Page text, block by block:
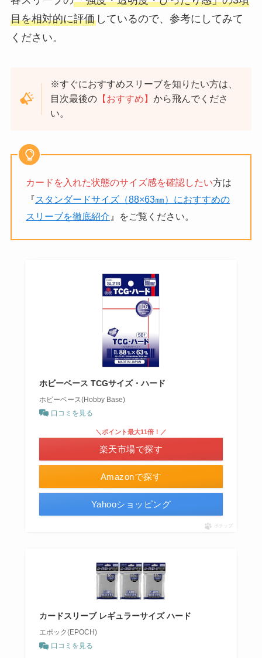
目を相対的に評価しているので、参考にしてみて
ください。
※すぐにおすすめスリーブを知りたい方は、
目次最後の 【おすすめ】から飛んでくださ
い。
カードを入れた状態のサイズ感を確認したい方は
『スタンダードサイズ（88×63㎜）におすすめの
スリーブを徹底紹介 』をご覧ください。
ホビーベース TCGサイズ・ハード
ホビーベース(Hobby Base)
口コミを見る
Amazonで探す
＼ポイント最大11倍！／
楽天市場で探す
Yahooショッピング
ポチップ
カードスリーブ レギュラーサイズ ハード
エポック(EPOCH)
口コミを見る